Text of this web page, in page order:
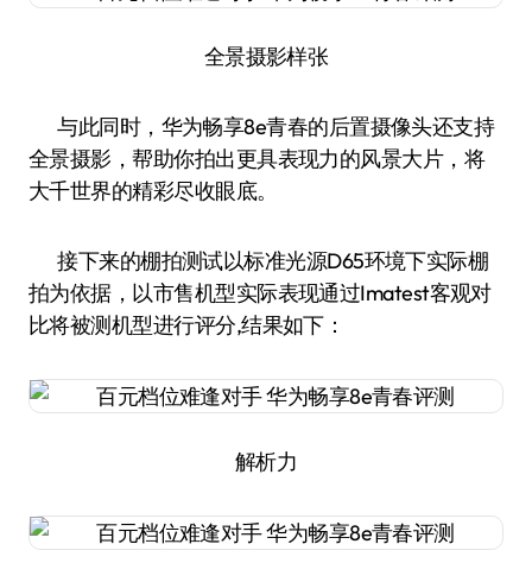
全景摄影样张
与此同时，华为畅享8e青春的后置摄像头还支持
全景摄影，帮助你拍出更具表现力的风景大片，将
大千世界的精彩尽收眼底。
接下来的棚拍测试以标准光源D65环境下实际棚
拍为依据，以市售机型实际表现通过Imatest客观对
比将被测机型进行评分,结果如下：
解析力